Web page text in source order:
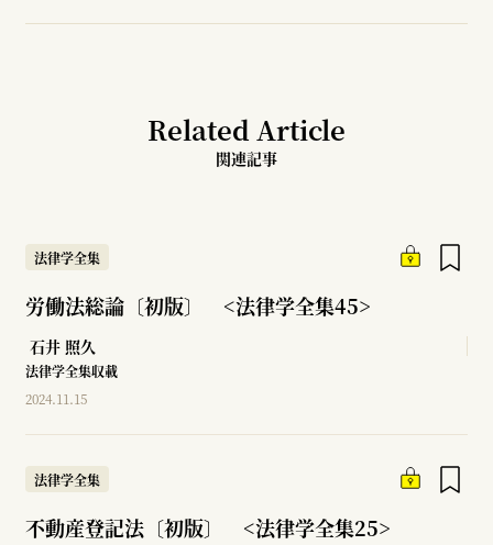
Related Article
関連記事
法律学全集
労働法総論〔初版〕 <法律学全集45>
石井 照久
法律学全集収載
2024.11.15
法律学全集
不動産登記法〔初版〕 <法律学全集25>